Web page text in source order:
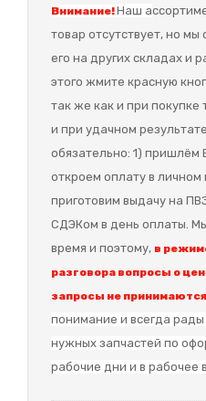
Внимание!Наш а
товар отсутствует, но
его на других складах и
этого жмите красную
так же как и при покупке
и при удачном
обязательно: 1) пришлём
откроем оплату в личном
приготовим выдачу на
СДЭКом в день оплаты.
время и поэтому, в
разговора вопросы о
запросы не
понимание и всегда рады
нужных запчастей по
рабочие дни и в рабочее